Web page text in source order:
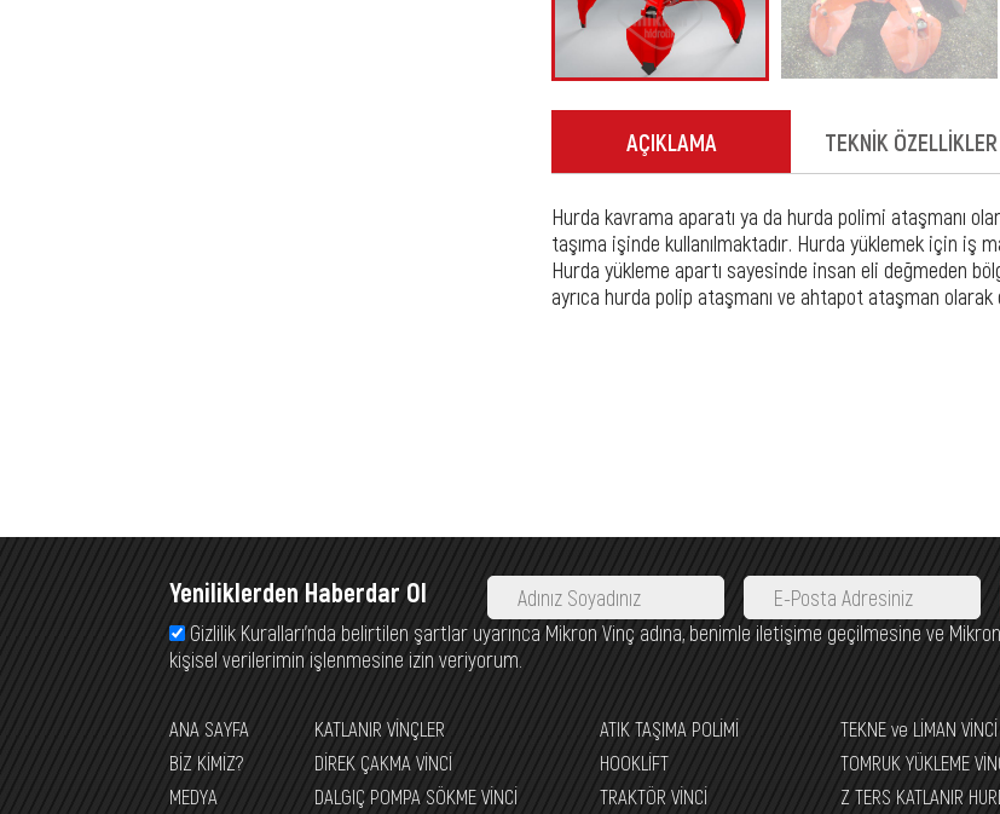
AÇIKLAMA TEKNİK ÖZELLİKLER
Hurda kavrama aparatı ya da hurda polimi ataşmanı
taşıma işinde kullanılmaktadır. Hurda yüklemek için iş
Hurda yükleme apartı sayesinde insan eli değmeden
ayrıca hurda polip ataşmanı ve ahtapot ataşman olarak
Yeniliklerden Haberdar Ol
Gizlilik Kuralları’nda belirtilen şartlar uyarınca Mikron Vinç adına, benimle iletişime geçilmesine ve
kişisel verilerimin işlenmesine izin veriyorum.
ANA SAYFA
BİZ KİMİZ?
MEDYA
KATLANIR VİNÇLER
DİREK ÇAKMA VİNCİ
DALGIÇ POMPA SÖKME VİNCİ
ATIK TAŞIMA POLİMİ
HOOKLİFT
TRAKTÖR VİNCİ
TEKNE ve LİMAN VİNCİ
TOMRUK YÜKLEME
Z TERS KATLANIR